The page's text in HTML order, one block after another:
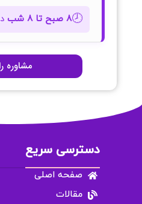
🕗۸ صبح تا ۸ شب
مشاوره
دسترسی سریع
صفحه اصلی
مقالات